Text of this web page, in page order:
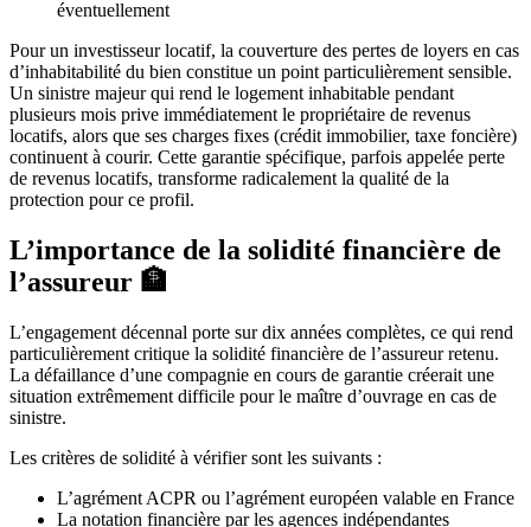
éventuellement
Pour un investisseur locatif, la couverture des pertes de loyers en cas
d’inhabitabilité du bien constitue un point particulièrement sensible.
Un sinistre majeur qui rend le logement inhabitable pendant
plusieurs mois prive immédiatement le propriétaire de revenus
locatifs, alors que ses charges fixes (crédit immobilier, taxe foncière)
continuent à courir. Cette garantie spécifique, parfois appelée perte
de revenus locatifs, transforme radicalement la qualité de la
protection pour ce profil.
L’importance de la solidité financière de
l’assureur 🏦
L’engagement décennal porte sur dix années complètes, ce qui rend
particulièrement critique la solidité financière de l’assureur retenu.
La défaillance d’une compagnie en cours de garantie créerait une
situation extrêmement difficile pour le maître d’ouvrage en cas de
sinistre.
Les critères de solidité à vérifier sont les suivants :
L’agrément ACPR ou l’agrément européen valable en France
La notation financière par les agences indépendantes